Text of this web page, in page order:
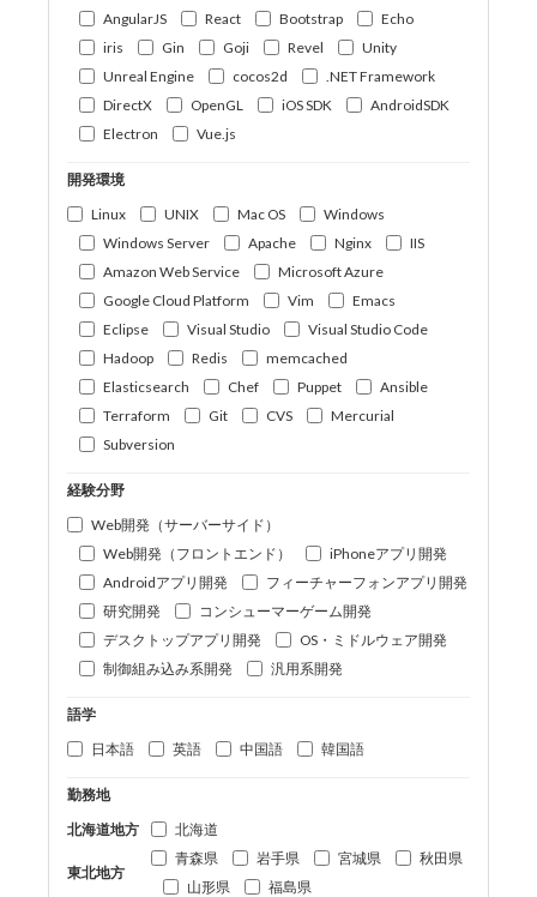
AngularJS
React Bootstrap
Echo
iris
Gin Goji Revel
Unity
Unreal Engine
cocos2d
.NET Framework
DirectX
OpenGL iOS SDK
AndroidSDK
Electron
Vue.js
開発環境
Linux
UNIX Mac OS
Windows
Windows Server
Apache Nginx
IIS
Amazon Web Service
Microsoft Azure
Google Cloud Platform
Vim
Emacs
Eclipse
Visual Studio
Visual Studio Code
Hadoop
Redis
memcached
Elasticsearch
Chef Puppet
Ansible
Terraform
Git CVS
Mercurial
Subversion
経験分野
Web開発（サーバーサイド）
Web開発（フロントエンド）
iPhoneアプリ開発
Androidアプリ開発
フィーチャーフォンアプリ開発
研究開発
コンシューマーゲーム開発
デスクトップアプリ開発
OS・ミドルウェア開発
制御組み込み系開発
汎用系開発
語学
日本語
英語 中国語 韓国語
勤務地
北海道地方
北海道
東北地方
青森県 岩手県 宮城県
秋田県
山形県
福島県